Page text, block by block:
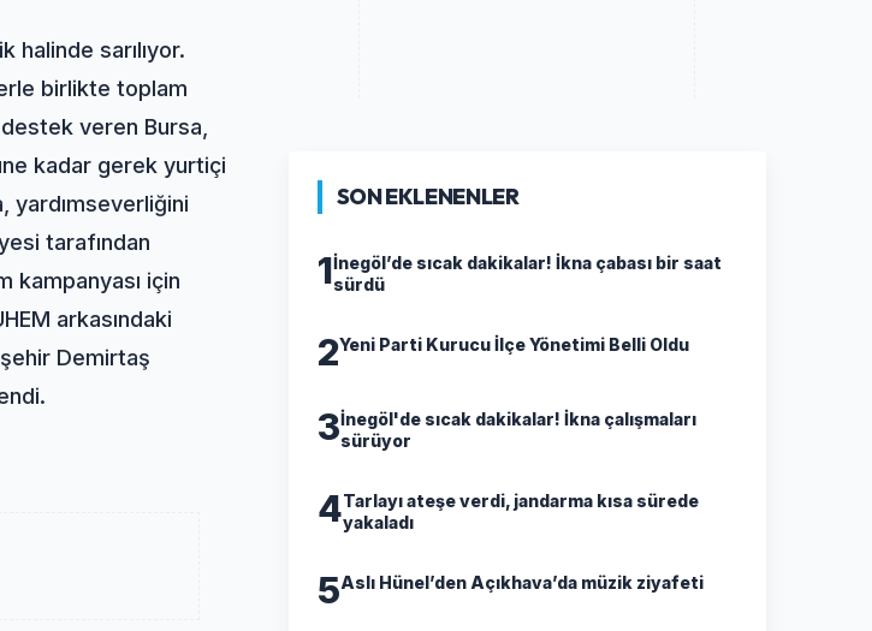
sarılıyor.
birlikte toplam
veren Bursa,
kadar gerek yurtiçi
yardımseverliğini
tarafından
kampanyası için
arkasındaki
Demirtaş
SON EKLENENLER
1İnegöl’de sıcak dakikalar! İkna çabası bir saat
sürdü
2Yeni Parti Kurucu İlçe Yönetimi Belli Oldu
3İnegöl'de sıcak dakikalar! İkna çalışmaları
sürüyor
4Tarlayı ateşe verdi, jandarma kısa sürede
yakaladı
5Aslı Hünel’den Açıkhava’da müzik ziyafeti